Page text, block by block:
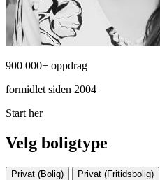
900 000+ oppdrag
formidlet siden 2004
Start her
Velg boligtype
Privat (Bolig) Privat (Fritidsbolig)